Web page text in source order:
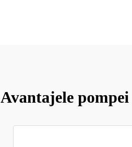
Avantajele